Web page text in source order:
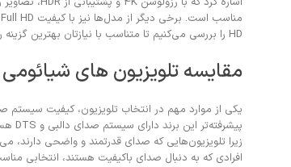
HD را بررسی می‌کنیم تا متناسب با نیازتان بهترین گزینه را انتخاب کنید.
مقایسه تلویزیون های
یکی از موارد مهم در انتخاب تلویزیون، کیفیت
پیشرفته‌تر این برند دارای سیستم صدای دالبی و DTS هستند که باعث ایجاد صدای فراگیر و شفاف می‌شود. برای خرید از
زیرا تلویزیون‌هایی که صدای قدرتمند و واضحی دارند،
افرادی که به دنبال صدای باکیفیت هستند، انتخابی